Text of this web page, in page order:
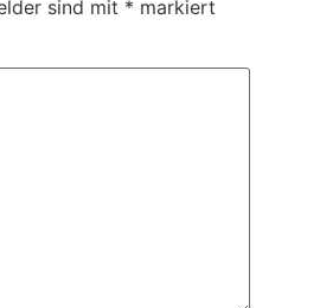
sind mit * markiert